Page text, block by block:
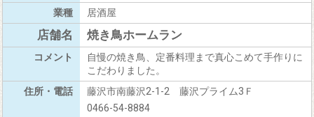
居酒屋
焼き鳥ホームラン
自慢の焼き鳥、定番料理まで真心こめて手作りに
こだわりました。
藤沢市南藤沢2-1-2 藤沢プライム3Ｆ
0466-54-8884